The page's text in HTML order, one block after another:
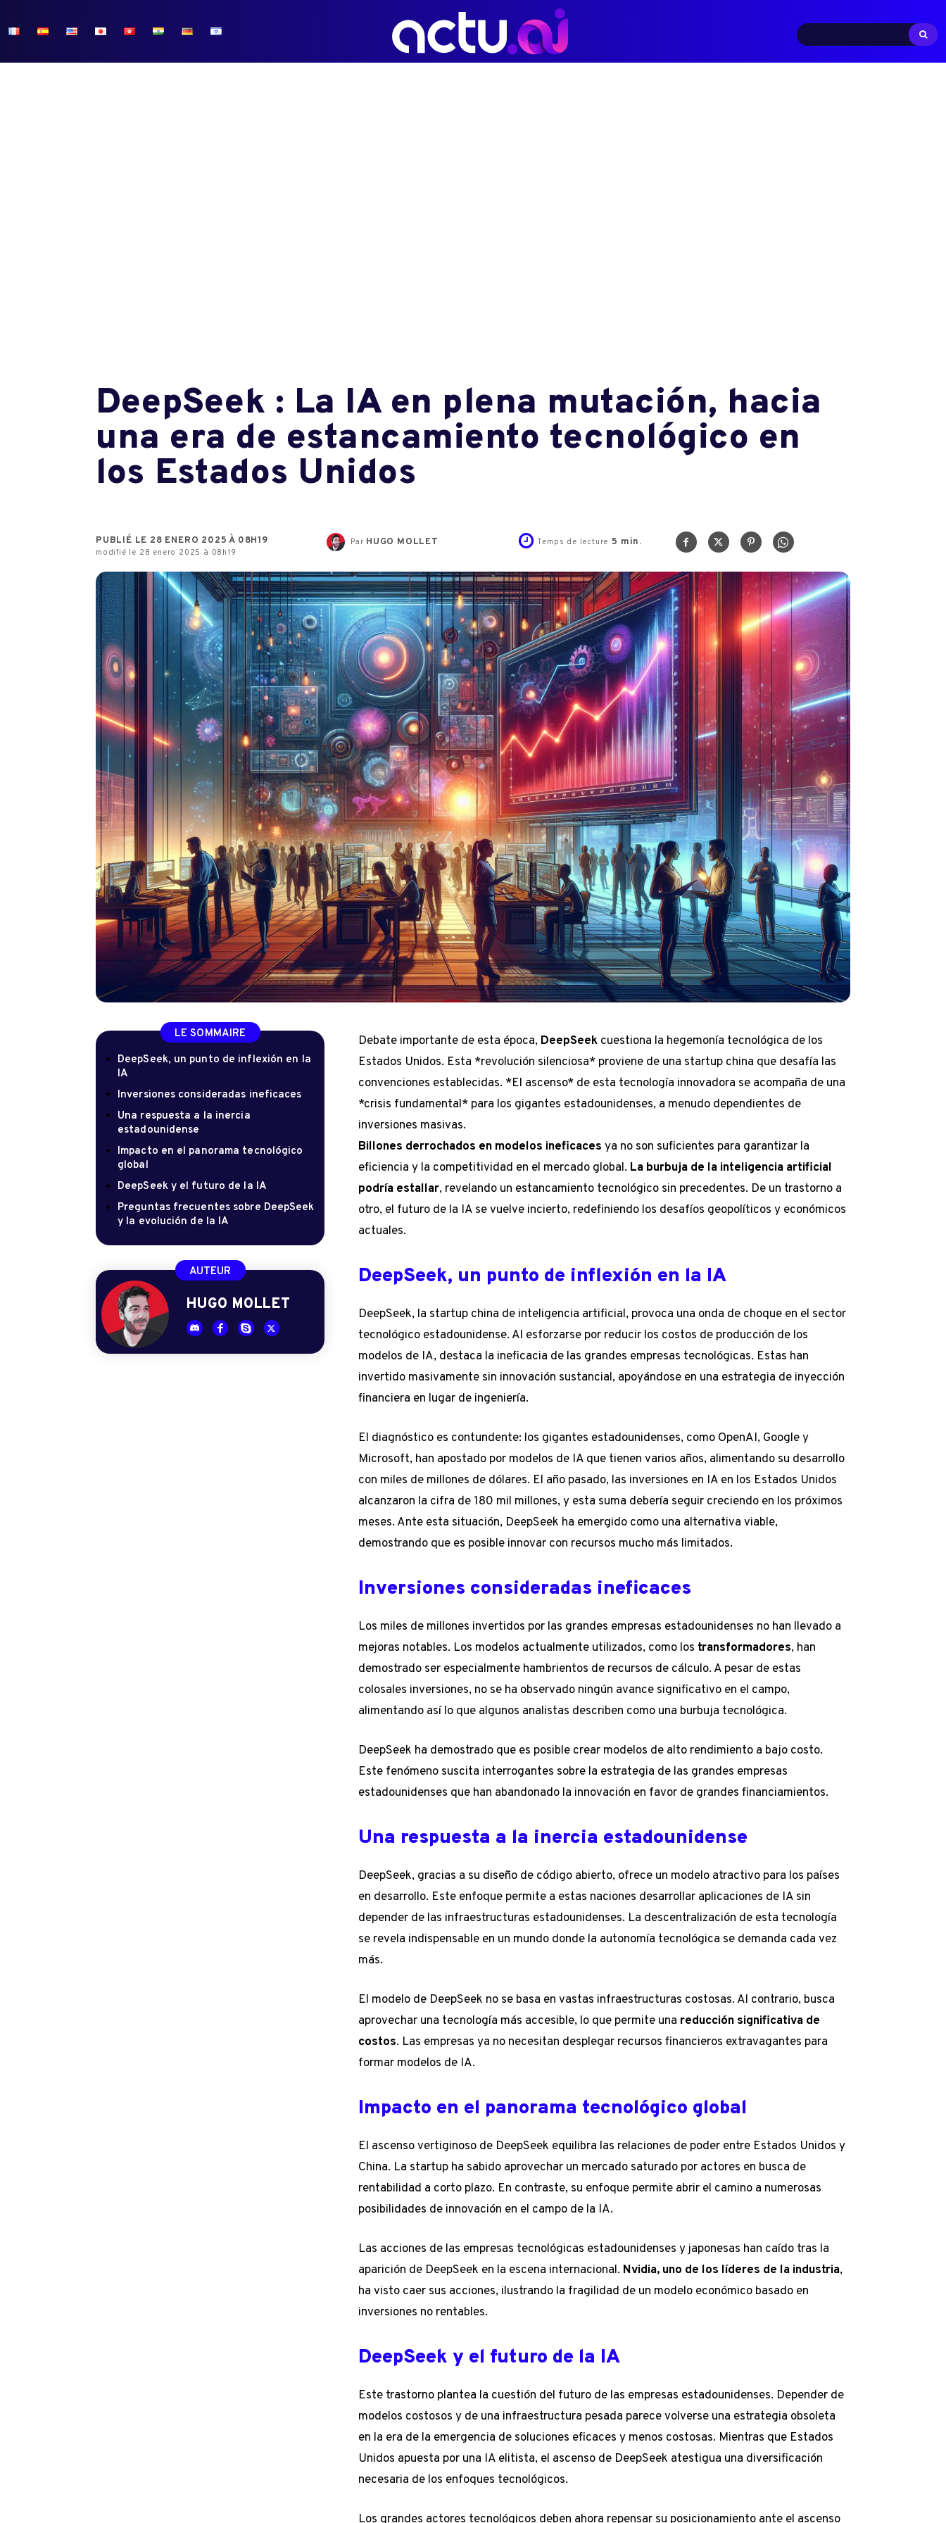
DeepSeek : La IA en plena mutación, hacia
una era de estancamiento tecnológico en
los Estados Unidos
PUBLIÉ LE 28 ENERO 2025 À 08H19
modifié le 28 enero 2025 à 08h19
Par HUGO MOLLET Temps de lecture 5 min.
LE SOMMAIRE
DeepSeek, un punto de inflexión en la
IA
Inversiones consideradas ineficaces
Una respuesta a la inercia
estadounidense
Impacto en el panorama tecnológico
global
DeepSeek y el futuro de la IA
Preguntas frecuentes sobre DeepSeek
y la evolución de la IA
AUTEUR
HUGO MOLLET
Debate importante de esta época, DeepSeek cuestiona la hegemonía tecnológica de los
Estados Unidos. Esta *revolución silenciosa* proviene de una startup china que desafía las
convenciones establecidas. *El ascenso* de esta tecnología innovadora se acompaña de una
*crisis fundamental* para los gigantes estadounidenses, a menudo dependientes de
inversiones masivas.
Billones derrochados en modelos ineficaces ya no son suficientes para garantizar la
eficiencia y la competitividad en el mercado global. La burbuja de la inteligencia artificial
podría estallar, revelando un estancamiento tecnológico sin precedentes. De un trastorno a
otro, el futuro de la IA se vuelve incierto, redefiniendo los desafíos geopolíticos y económicos
actuales.
DeepSeek, un punto de inflexión en la IA
DeepSeek, la startup china de inteligencia artificial, provoca una onda de choque en el sector
tecnológico estadounidense. Al esforzarse por reducir los costos de producción de los
modelos de IA, destaca la ineficacia de las grandes empresas tecnológicas. Estas han
invertido masivamente sin innovación sustancial, apoyándose en una estrategia de inyección
financiera en lugar de ingeniería.
El diagnóstico es contundente: los gigantes estadounidenses, como OpenAI, Google y
Microsoft, han apostado por modelos de IA que tienen varios años, alimentando su desarrollo
con miles de millones de dólares. El año pasado, las inversiones en IA en los Estados Unidos
alcanzaron la cifra de 180 mil millones, y esta suma debería seguir creciendo en los próximos
meses. Ante esta situación, DeepSeek ha emergido como una alternativa viable,
demostrando que es posible innovar con recursos mucho más limitados.
Inversiones consideradas ineficaces
Los miles de millones invertidos por las grandes empresas estadounidenses no han llevado a
mejoras notables. Los modelos actualmente utilizados, como los transformadores, han
demostrado ser especialmente hambrientos de recursos de cálculo. A pesar de estas
colosales inversiones, no se ha observado ningún avance significativo en el campo,
alimentando así lo que algunos analistas describen como una burbuja tecnológica.
DeepSeek ha demostrado que es posible crear modelos de alto rendimiento a bajo costo.
Este fenómeno suscita interrogantes sobre la estrategia de las grandes empresas
estadounidenses que han abandonado la innovación en favor de grandes financiamientos.
Una respuesta a la inercia estadounidense
DeepSeek, gracias a su diseño de código abierto, ofrece un modelo atractivo para los países
en desarrollo. Este enfoque permite a estas naciones desarrollar aplicaciones de IA sin
depender de las infraestructuras estadounidenses. La descentralización de esta tecnología
se revela indispensable en un mundo donde la autonomía tecnológica se demanda cada vez
más.
El modelo de DeepSeek no se basa en vastas infraestructuras costosas. Al contrario, busca
aprovechar una tecnología más accesible, lo que permite una reducción significativa de
costos. Las empresas ya no necesitan desplegar recursos financieros extravagantes para
formar modelos de IA.
Impacto en el panorama tecnológico global
El ascenso vertiginoso de DeepSeek equilibra las relaciones de poder entre Estados Unidos y
China. La startup ha sabido aprovechar un mercado saturado por actores en busca de
rentabilidad a corto plazo. En contraste, su enfoque permite abrir el camino a numerosas
posibilidades de innovación en el campo de la IA.
Las acciones de las empresas tecnológicas estadounidenses y japonesas han caído tras la
aparición de DeepSeek en la escena internacional. Nvidia, uno de los líderes de la industria,
ha visto caer sus acciones, ilustrando la fragilidad de un modelo económico basado en
inversiones no rentables.
DeepSeek y el futuro de la IA
Este trastorno plantea la cuestión del futuro de las empresas estadounidenses. Depender de
modelos costosos y de una infraestructura pesada parece volverse una estrategia obsoleta
en la era de la emergencia de soluciones eficaces y menos costosas. Mientras que Estados
Unidos apuesta por una IA elitista, el ascenso de DeepSeek atestigua una diversificación
necesaria de los enfoques tecnológicos.
Los grandes actores tecnológicos deben ahora repensar su posicionamiento ante el ascenso